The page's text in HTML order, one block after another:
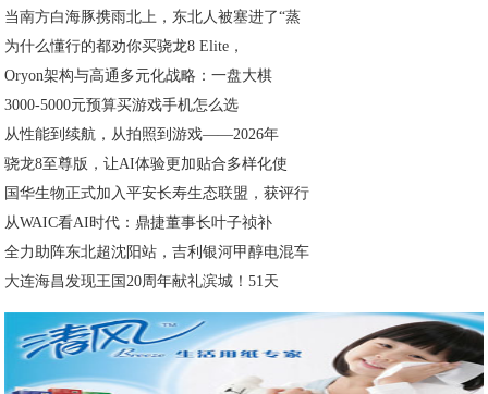
当南方白海豚携雨北上，东北人被塞进了“蒸
为什么懂行的都劝你买骁龙8 Elite，
Oryon架构与高通多元化战略：一盘大棋
3000-5000元预算买游戏手机怎么选
从性能到续航，从拍照到游戏——2026年
骁龙8至尊版，让AI体验更加贴合多样化使
国华生物正式加入平安长寿生态联盟，获评行
从WAIC看AI时代：鼎捷董事长叶子祯补
全力助阵东北超沈阳站，吉利银河甲醇电混车
大连海昌发现王国20周年献礼滨城！51天